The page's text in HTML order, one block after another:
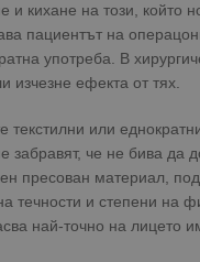
кихане на този, който
пациентът на
употреба. В
изчезне ефекта от тях.
текстилни или
че не бива да
пресован материал,
течности и степени на
най-точно на лицето